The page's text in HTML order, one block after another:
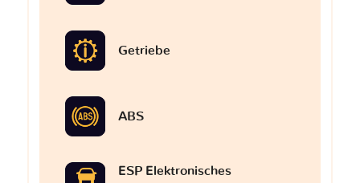
Getriebe
ABS
ESP Elektronisches